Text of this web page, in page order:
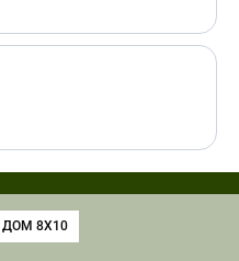
CURRENT:
ДОМ 8Х10